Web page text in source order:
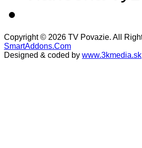
Copyright © 2026 TV Povazie. All
SmartAddons.Com
Designed & coded by www.3kmedia.sk